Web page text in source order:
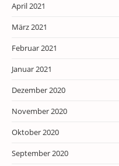
April 2021
März 2021
Februar 2021
Januar 2021
Dezember 2020
November 2020
Oktober 2020
September 2020